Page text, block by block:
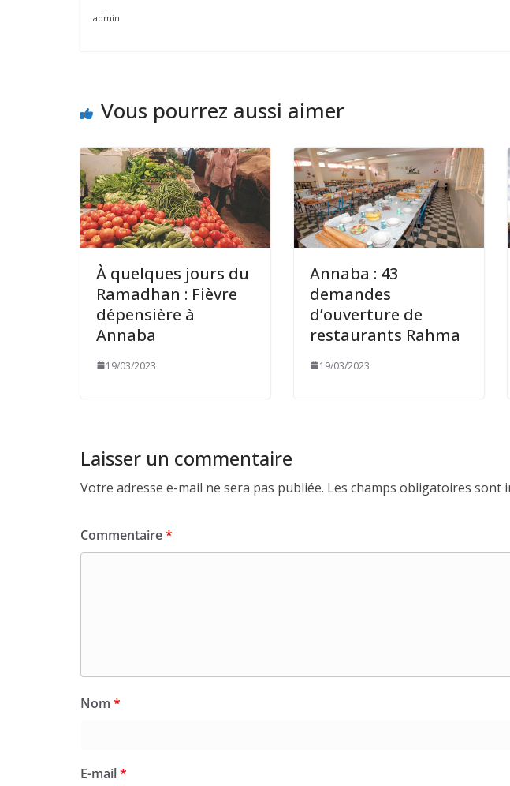
admin
Vous pourrez aussi aimer
À quelques jours du
Ramadhan : Fièvre
dépensière à
Annaba
19/03/2023
Annaba : 43
demandes
d’ouverture de
restaurants Rahma
19/03/2023
Laisser un commentaire
Votre adresse e-mail ne sera pas publiée. Les champs obligatoires sont
Commentaire*
Nom *
E-mail*